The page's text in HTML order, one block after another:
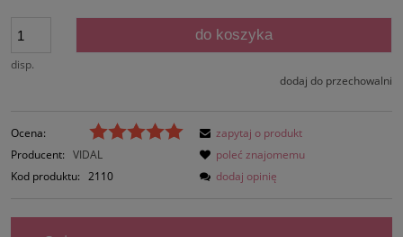
disp.
do koszyka
dodaj do przechowalni
Ocena:
Producent: VIDAL
Kod produktu: 2110
zapytaj o produkt
poleć znajomemu
dodaj opinię